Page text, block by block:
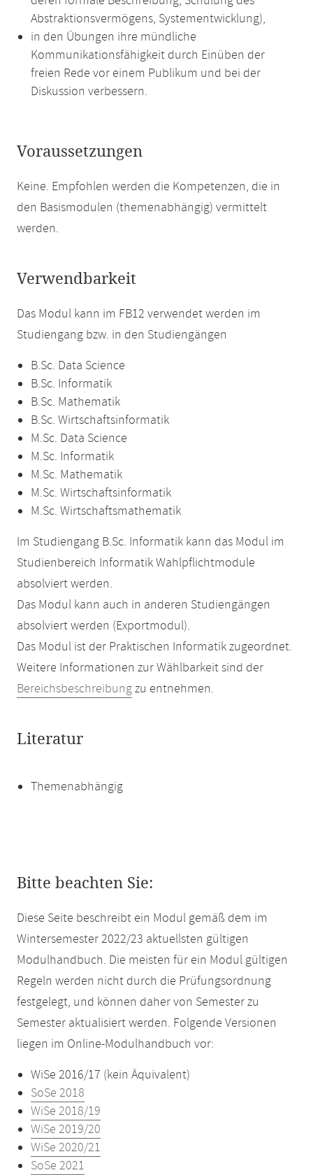
Abstraktionsvermögens, Systementwicklung),
in den Übungen ihre mündliche
Kommunikationsfähigkeit durch Einüben der
freien Rede vor einem Publikum und bei der
Diskussion verbessern.
Voraussetzungen
Keine. Empfohlen werden die Kompetenzen, die in
den Basismodulen (themenabhängig) vermittelt
werden.
Verwendbarkeit
Das Modul kann im FB12 verwendet werden im
Studiengang bzw. in den Studiengängen
B.Sc. Data Science
B.Sc. Informatik
B.Sc. Mathematik
B.Sc. Wirtschaftsinformatik
M.Sc. Data Science
M.Sc. Informatik
M.Sc. Mathematik
M.Sc. Wirtschaftsinformatik
M.Sc. Wirtschaftsmathematik
Im Studiengang B.Sc. Informatik kann das Modul im
Studienbereich Informatik Wahlpflichtmodule
absolviert werden.
Das Modul kann auch in anderen Studiengängen
absolviert werden (Exportmodul).
Das Modul ist der Praktischen Informatik zugeordnet.
Weitere Informationen zur Wählbarkeit sind der
Bereichsbeschreibungzu entnehmen.
Literatur
Themenabhängig
Bitte beachten Sie:
Diese Seite beschreibt ein Modul gemäß dem im
Wintersemester 2022/23 aktuellsten gültigen
Modulhandbuch. Die meisten für ein Modul gültigen
Regeln werden nicht durch die Prüfungsordnung
festgelegt, und können daher von Semester zu
Semester aktualisiert werden. Folgende Versionen
liegen im Online-Modulhandbuch vor:
WiSe 2016/17 (kein Äquivalent)
SoSe 2018
WiSe 2018/19
WiSe 2019/20
WiSe 2020/21
SoSe 2021